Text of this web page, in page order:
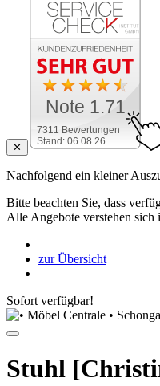
✕
7311 Bewertungen
Stand: 06.08.26
Note 1.71
Nachfolgend ein kleiner
Bitte beachten Sie, dass
Alle Angebote verstehen
zur Übersicht
Sofort verfügbar!
Stuhl